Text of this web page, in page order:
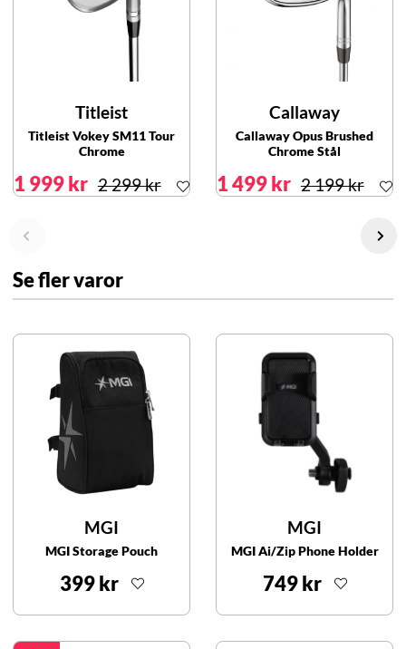
Titleist
Titleist Vokey SM11 Tour
Chrome
1 999 kr 2 299 kr
Callaway
Callaway Opus Brushed
Chrome Stål
1 499 kr 2 199 kr
Se fler varor
MGI
MGI Storage Pouch
399 kr
MGI
MGI Ai/Zip Phone Holder
749 kr